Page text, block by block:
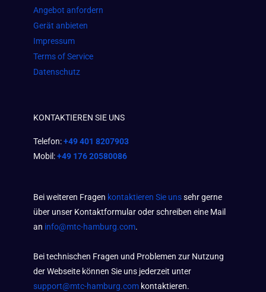
Angebot anfordern
Gerät anbieten
Impressum
Terms of Service
Datenschutz
KONTAKTIEREN SIE UNS
Telefon:+49 401 8207903
Mobil:+49 176 20580086
Bei weiteren Fragen kontaktieren Sie unssehr gerne
über unser Kontaktformular oder schreiben eine Mail
an info@mtc-hamburg.com.
Bei technischen Fragen und Problemen zur Nutzung
der Webseite können Sie uns jederzeit unter
support@mtc-hamburg.com kontaktieren.